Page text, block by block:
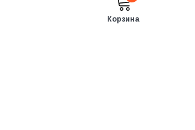
Корзина